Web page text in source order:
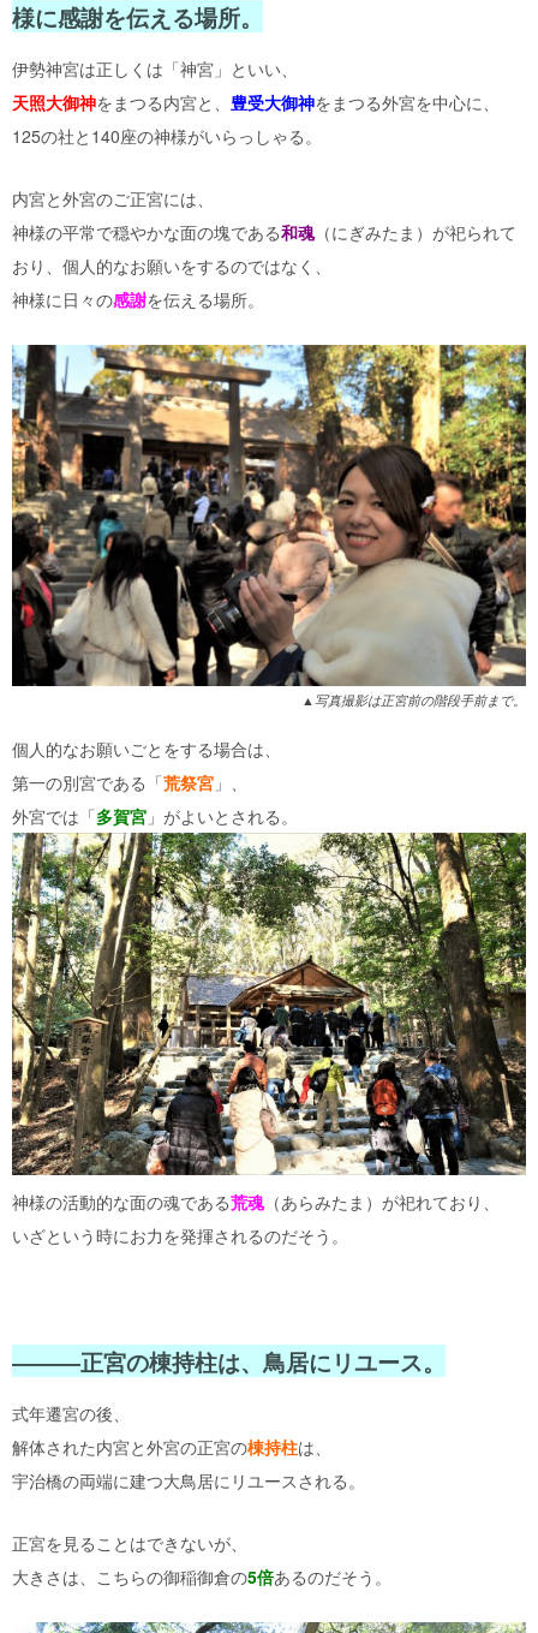
様に感謝を伝える場所。
伊勢神宮は正しくは「神宮」といい、
天照大御神をまつる内宮と、 豊受大御神をまつる外宮を中心に、
125の社と140座の神様がいらっしゃる。
内宮と外宮のご正宮には、
神様の平常で穏やかな面の塊である和魂（にぎみたま）が祀られて
おり、個人的なお願いをするのではなく、
神様に日々の感謝を伝える場所。
▲写真撮影は正宮前の階段手前まで。
個人的なお願いごとをする場合は、
第一の別宮である「荒祭宮 」、
外宮では「多賀宮 」がよいとされる。
神様の活動的な面の魂である荒魂（あらみたま）が祀れており、
いざという時にお力を発揮されるのだそう。
―――正宮の棟持柱は、鳥居にリユース。
式年遷宮の後、
解体された内宮と外宮の正宮の棟持柱は、
宇治橋の両端に建つ大鳥居にリユースされる。
正宮を見ることはできないが、
大きさは、こちらの御稲御倉の5倍あるのだそう。